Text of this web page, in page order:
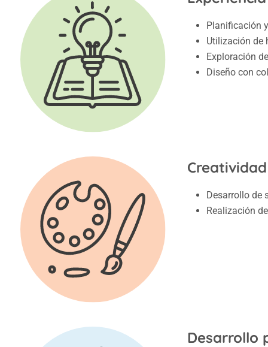
Planificación
Utilización de
Exploración
Diseño con
Creatividad
Desarrollo de
Realización
Desarrollo